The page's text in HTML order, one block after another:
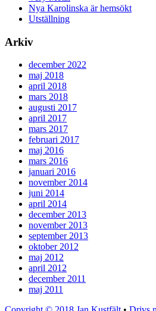
Nya Karolinska är hemsökt
Utställning
Arkiv
december 2022
maj 2018
april 2018
mars 2018
augusti 2017
april 2017
mars 2017
februari 2017
maj 2016
mars 2016
januari 2016
november 2014
juni 2014
april 2014
december 2013
november 2013
september 2013
oktober 2012
maj 2012
april 2012
december 2011
maj 2011